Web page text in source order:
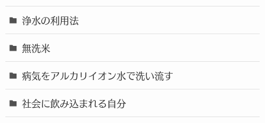
浄水の利用法
無洗米
病気をアルカリイオン水で洗い流す
社会に飲み込まれる自分